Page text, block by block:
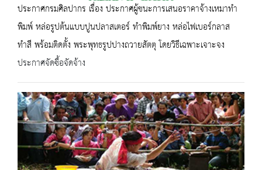
ประกาศกรมศิลปากร เรื่อง ประกาศผู้ชนะการเสนอราคาจ้างเหมาทำ
พิมพ์ หล่อรูปต้นแบบปูนปลาสเตอร์ ทำพิมพ์ยาง หล่อไฟเบอร์กลาส
ทำสี พร้อมติดตั้ง พระพุทธรูปปางถวายสัตตุ โดยวิธีเฉพาะเจาะจง
ประกาศจัดซื้อจัดจ้าง